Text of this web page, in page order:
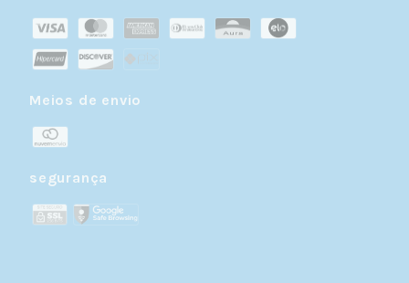
Meios de envio
segurança